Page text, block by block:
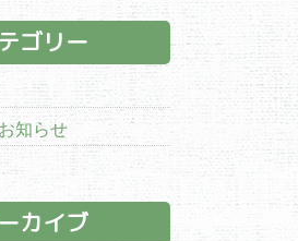
ゴリー
知らせ
カイブ